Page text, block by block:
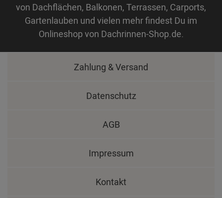
von Dachflächen, Balkonen, Terrassen, Carports,
Gartenlauben und vielen mehr findest Du im
Onlineshop von Dachrinnen-Shop.de.
Zahlung & Versand
Datenschutz
AGB
Impressum
Kontakt